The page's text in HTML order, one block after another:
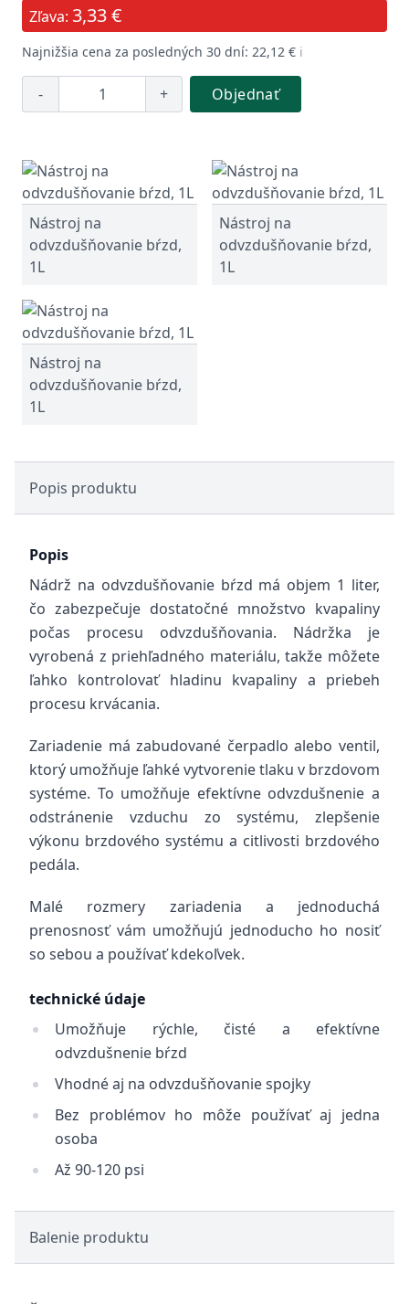
Zľava: 3,33 €
Najnižšia cena za posledných 30 dní: 22,12 € ℹ️
- + Objednať
Nástroj na
odvzdušňovanie bŕzd,
1L
Nástroj na
odvzdušňovanie bŕzd,
1L
Nástroj na
odvzdušňovanie bŕzd,
1L
Popis produktu
Popis
Nádrž na odvzdušňovanie bŕzd má objem 1 liter,
čo zabezpečuje dostatočné množstvo kvapaliny
počas procesu odvzdušňovania. Nádržka je
vyrobená z priehľadného materiálu, takže môžete
ľahko kontrolovať hladinu kvapaliny a priebeh
procesu krvácania.
Zariadenie má zabudované čerpadlo alebo ventil,
ktorý umožňuje ľahké vytvorenie tlaku v brzdovom
systéme. To umožňuje efektívne odvzdušnenie a
odstránenie vzduchu zo systému, zlepšenie
výkonu brzdového systému a citlivosti brzdového
pedála.
Malé rozmery zariadenia a jednoduchá
prenosnosť vám umožňujú jednoducho ho nosiť
so sebou a používať kdekoľvek.
technické údaje
Umožňuje rýchle, čisté a efektívne
odvzdušnenie bŕzd
Vhodné aj na odvzdušňovanie spojky
Bez problémov ho môže používať aj jedna
osoba
Až 90-120 psi
Balenie produktu